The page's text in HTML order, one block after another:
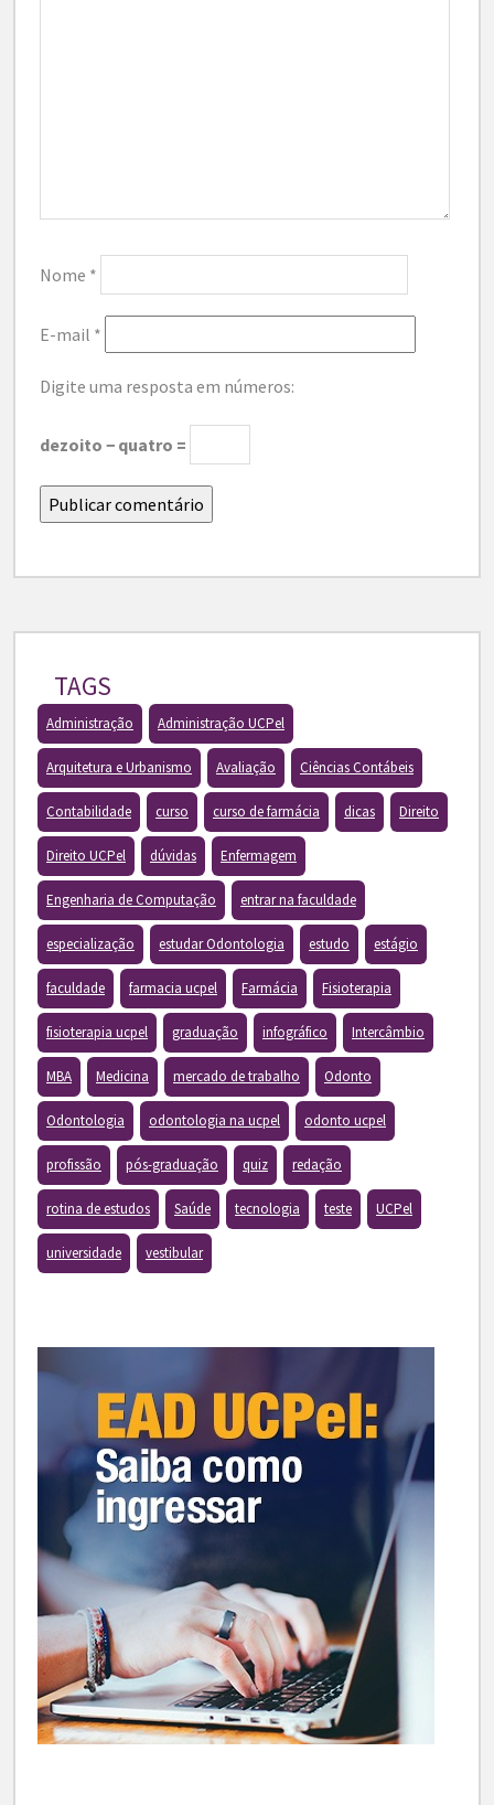
Nome *
E-mail *
Digite uma resposta em números:
dezoito − quatro =
TAGS
Administração Administração UCPel
Arquitetura e Urbanismo Avaliação Ciências Contábeis
Contabilidade curso curso de farmácia dicas Direito
Direito UCPel dúvidas Enfermagem
Engenharia de Computação entrar na faculdade
especialização estudar Odontologia estudo estágio
faculdade farmacia ucpel Farmácia Fisioterapia
fisioterapia ucpel graduação infográfico Intercâmbio
MBA Medicina mercado de trabalho Odonto
Odontologia odontologia na ucpel odonto ucpel
profissão pós-graduação quiz redação
rotina de estudos Saúde tecnologia teste UCPel
universidade vestibular